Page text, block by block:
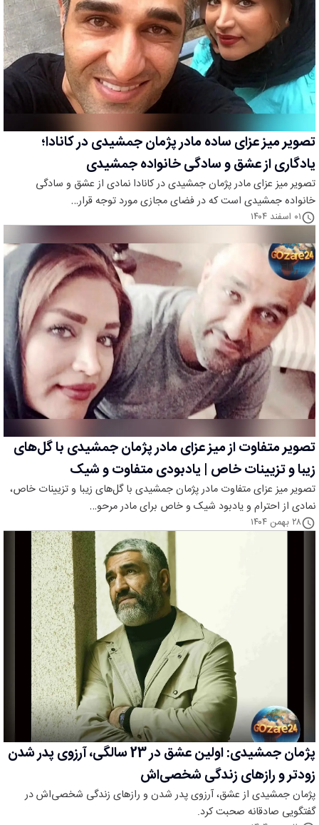
تصویر میز عزای ساده مادر پژمان جمشیدی در کانادا؛
یادگاری از عشق و سادگی خانواده جمشیدی
تصویر میز عزای مادر پژمان جمشیدی در کانادا نمادی از عشق و سادگی
خانواده جمشیدی است که در فضای مجازی مورد توجه قرار…
۰۱ اسفند ۱۴۰۴
تصویر متفاوت از میز عزای مادر پژمان جمشیدی با گل‌های
زیبا و تزیینات خاص | یادبودی متفاوت و شیک
تصویر میز عزای متفاوت مادر پژمان جمشیدی با گل‌های زیبا و تزیینات خاص،
نمادی از احترام و یادبود شیک و خاص برای مادر مرحو…
۲۸ بهمن ۱۴۰۴
پژمان جمشیدی: اولین عشق در 23 سالگی، آرزوی پدر شدن
زودتر و رازهای زندگی شخصی‌اش
پژمان جمشیدی از عشق، آرزوی پدر شدن و رازهای زندگی شخصی‌اش در
گفتگویی صادقانه صحبت کرد.